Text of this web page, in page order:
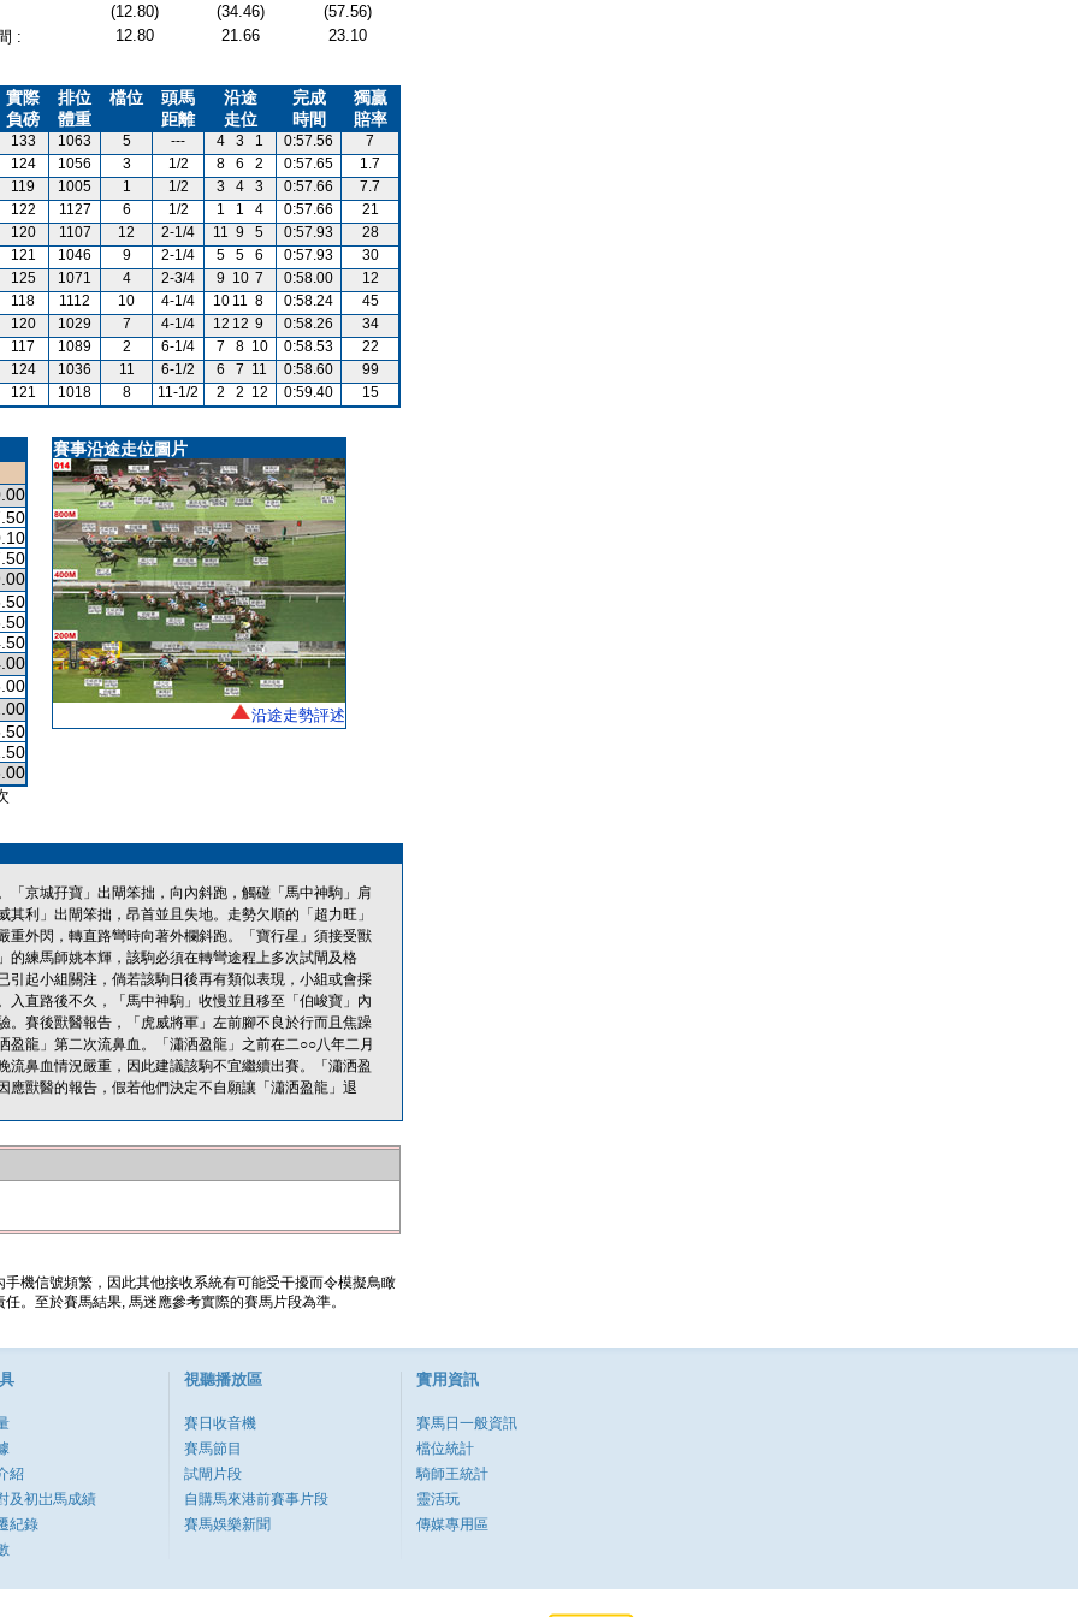
(12.80) (34.46)
(57.56)
:
12.80 21.66 23.10
實際
負磅
排位
體重
檔位
頭馬
距離
沿途
走位
完成
時間
獨贏
賠率
133 1063 5 --- 4 3 1 0:57.56
7
124
1056 3 1/2 8 6 2 0:57.65
1.7
119
1005 1 1/2 3 4 3 0:57.66
7.7
122
1127 6 1/2 1 1 4 0:57.66
21
120
1107 12 2-1/4 11 9 5 0:57.93
28
121
1046 9 2-1/4 5 5 6 0:57.93
30
125
1071 4 2-3/4 9 10 7 0:58.00
12
118
1112 10 4-1/4 10 11 8 0:58.24
45
120
1029 7 4-1/4 12 12 9 0:58.26
34
117
1089 2 6-1/4 7 8 10 0:58.53
22
124
1036 11 6-1/2 6 7 11 0:58.60
99
121
1018 8 11-1/2 2 2 12 0:59.40 15
賽事沿途走位圖片
沿途走勢評述
京城孖寶」出閘笨拙，向內斜跑，觸碰「馬中神駒」肩
利」出閘笨拙，昂首並且失地。走勢欠順的「超力旺」
外閃，轉直路彎時向著外欄斜跑。「寶行星」須接受獸
的練馬師姚本輝，該駒必須在轉彎途程上多次試閘及格
起小組關注，倘若該駒日後再有類似表現，小組或會採
直路後不久，「馬中神駒」收慢並且移至「伯峻寶」內
賽後獸醫報告，「虎威將軍」左前腳不良於行而且焦躁
龍」第二次流鼻血。「瀟洒盈龍」之前在二○○八年二月
鼻血情況嚴重，因此建議該駒不宜繼續出賽。「瀟洒盈
獸醫的報告，假若他們決定不自願讓「瀟洒盈龍」退
機信號頻繁，因此其他接收系統有可能受干擾而令模擬鳥瞰
。至於賽馬結果, 馬迷應參考實際的賽馬片段為準。
紹
及初岀馬成績
紀錄
視聽播放區
賽日收音機
賽馬節目
試閘片段
自購馬來港前賽事片段
賽馬娛樂新聞
實用資訊
賽馬日一般資訊
檔位統計
騎師王統計
靈活玩
傳媒專用區